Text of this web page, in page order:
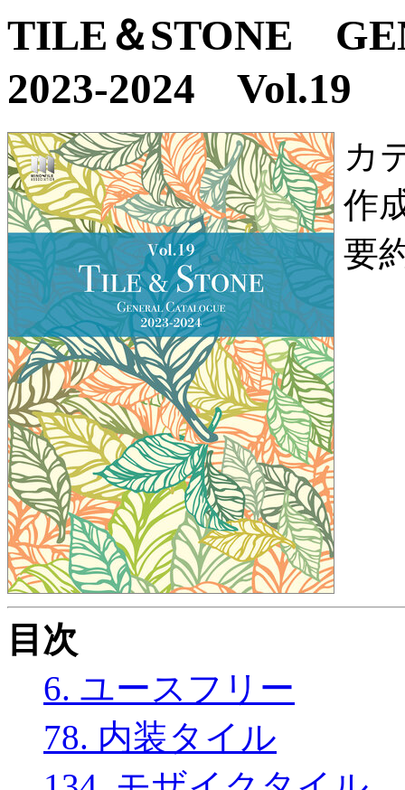
TILE＆STONE
2023-2024 Vol.19
カ
作
要
目次
6. ユースフリー
78. 内装タイル